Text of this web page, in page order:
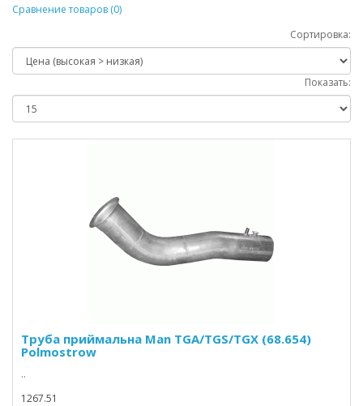
Сравнение товаров (0)
Сортировка:
Показать:
Труба приймальна Man TGA/TGS/TGX (68.654)
Polmostrow
..
1267.51